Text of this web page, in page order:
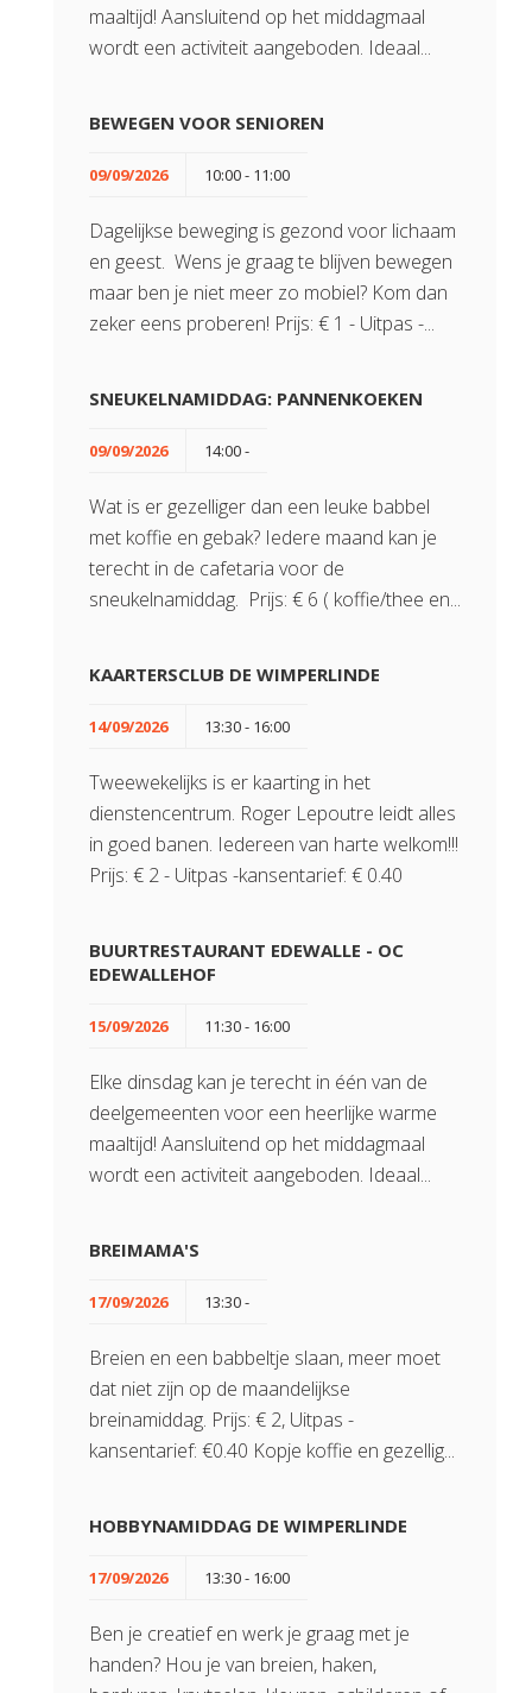
maaltijd! Aansluitend op het middagmaal
wordt een activiteit aangeboden. Ideaal...
BEWEGEN VOOR SENIOREN
09/09/2026 10:00 - 11:00
Dagelijkse beweging is gezond voor lichaam
en geest. Wens je graag te blijven bewegen
maar ben je niet meer zo mobiel? Kom dan
zeker eens proberen! Prijs: € 1 - Uitpas -...
SNEUKELNAMIDDAG: PANNENKOEKEN
09/09/2026 14:00 -
Wat is er gezelliger dan een leuke babbel
met koffie en gebak? Iedere maand kan je
terecht in de cafetaria voor de
sneukelnamiddag. Prijs: € 6 ( koffie/thee en...
KAARTERSCLUB DE WIMPERLINDE
14/09/2026 13:30 - 16:00
Tweewekelijks is er kaarting in het
dienstencentrum. Roger Lepoutre leidt alles
in goed banen. Iedereen van harte welkom!!!
Prijs: € 2 - Uitpas -kansentarief: € 0.40
BUURTRESTAURANT EDEWALLE - OC
EDEWALLEHOF
15/09/2026 11:30 - 16:00
Elke dinsdag kan je terecht in één van de
deelgemeenten voor een heerlijke warme
maaltijd! Aansluitend op het middagmaal
wordt een activiteit aangeboden. Ideaal...
BREIMAMA'S
17/09/2026 13:30 -
Breien en een babbeltje slaan, meer moet
dat niet zijn op de maandelijkse
breinamiddag. Prijs: € 2, Uitpas -
kansentarief: €0.40 Kopje koffie en gezellig...
HOBBYNAMIDDAG DE WIMPERLINDE
17/09/2026 13:30 - 16:00
Ben je creatief en werk je graag met je
handen? Hou je van breien, haken,